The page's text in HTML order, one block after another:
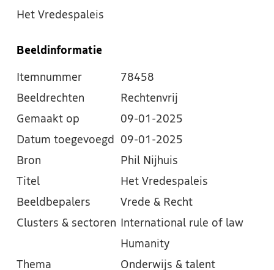
Het Vredespaleis
Beeldinformatie
Itemnummer
78458
Beeldrechten
Rechtenvrij
Gemaakt op
09-01-2025
Datum toegevoegd
09-01-2025
Bron
Phil Nijhuis
Titel
Het Vredespaleis
Beeldbepalers
Vrede & Recht
Clusters & sectoren International rule of law
Humanity
Thema
Onderwijs & talent